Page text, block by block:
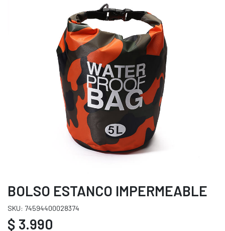
BOLSO ESTANCO IMPERMEABLE
SKU: 74594400028374
$ 3.990